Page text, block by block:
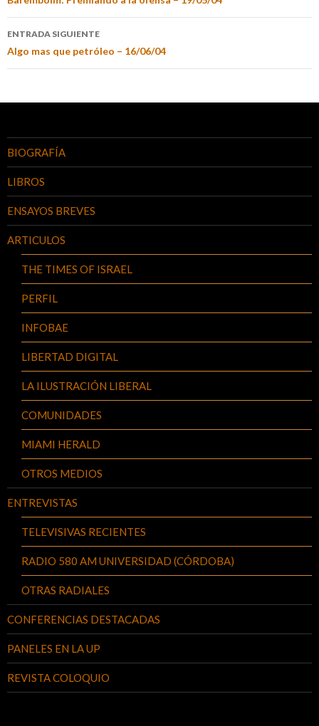
ENTRADA SIGUIENTE
Algo mas que petróleo – 16/06/04
BIOGRAFÍA
LIBROS
ENSAYOS BREVES
ARTICULOS
THE TIMES OF ISRAEL
PERFIL
INFOBAE
LIBERTAD DIGITAL
LA ILUSTRACIÓN LIBERAL
COMUNIDADES
MIAMI HERALD
OTROS MEDIOS
ENTREVISTAS
TELEVISIVAS RECIENTES
RADIO 580 AM UNIVERSIDAD (CÓRDOBA)
OTRAS RADIALES
CONFERENCIAS DESTACADAS
PANELES EN LA UP
REVISTA COLOQUIO